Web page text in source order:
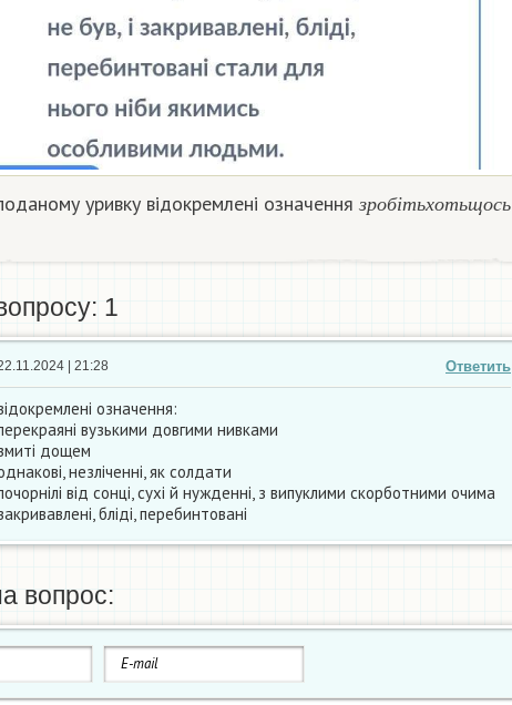
уривку відокремлені означення з р о б і т ьх о т ь щ о с ь
1
Ответить
| 21:28
означення:
вузькими довгими нивками
дощем
незліченні, як солдати
від сонці, сухі й нужденні, з випуклими скорботними очима
бліді, перебинтовані
вопрос: